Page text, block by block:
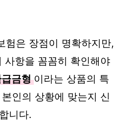
험은 장점이 명확하지만,
사항을 꼼꼼히 확인해야
금형 이라는 상품의 특
인의 상황에 맞는지 신
니다.